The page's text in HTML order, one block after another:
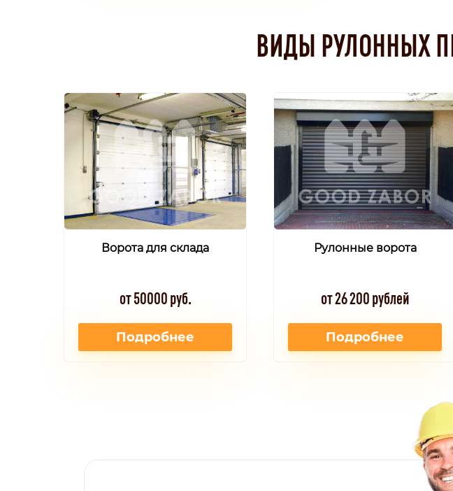
ВИДЫ РУЛОННЫХ
Ворота для склада
от 50000 руб.
Подробнее
Рулонные ворота
от 26 200 рублей
Подробнее